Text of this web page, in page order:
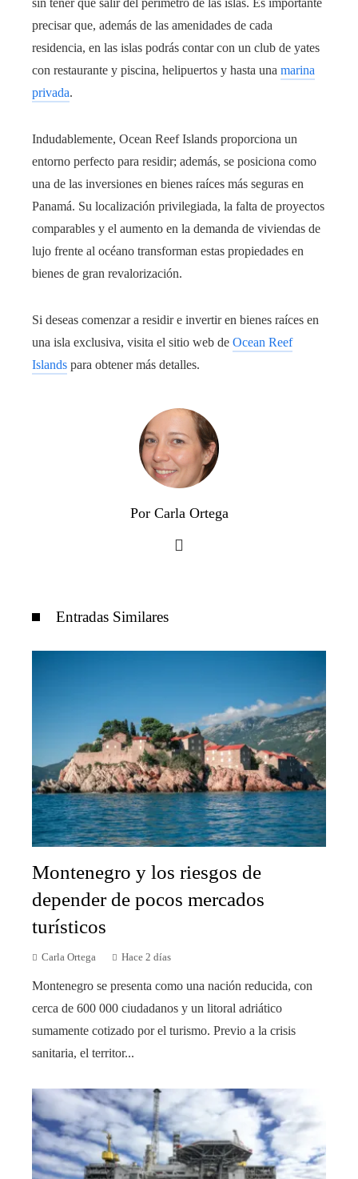
sin tener que salir del perímetro de las islas. Es importante
precisar que, además de las amenidades de cada
residencia, en las islas podrás contar con un club de yates
con restaurante y piscina, helipuertos y hasta una marina
privada.
Indudablemente, Ocean Reef Islands proporciona un
entorno perfecto para residir; además, se posiciona como
una de las inversiones en bienes raíces más seguras en
Panamá. Su localización privilegiada, la falta de proyectos
comparables y el aumento en la demanda de viviendas de
lujo frente al océano transforman estas propiedades en
bienes de gran revalorización.
Si deseas comenzar a residir e invertir en bienes raíces en
una isla exclusiva, visita el sitio web de Ocean Reef
Islands para obtener más detalles.
Por Carla Ortega
Entradas Similares
Montenegro y los riesgos de
depender de pocos mercados
turísticos
Carla Ortega Hace 2 días
Montenegro se presenta como una nación reducida, con
cerca de 600 000 ciudadanos y un litoral adriático
sumamente cotizado por el turismo. Previo a la crisis
sanitaria, el territor...